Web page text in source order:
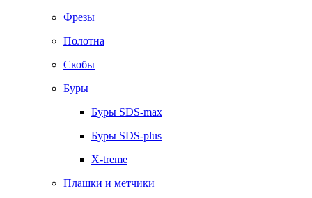
Фрезы
Полотна
Скобы
Буры
Буры SDS-max
Буры SDS-plus
X-treme
Плашки и метчики